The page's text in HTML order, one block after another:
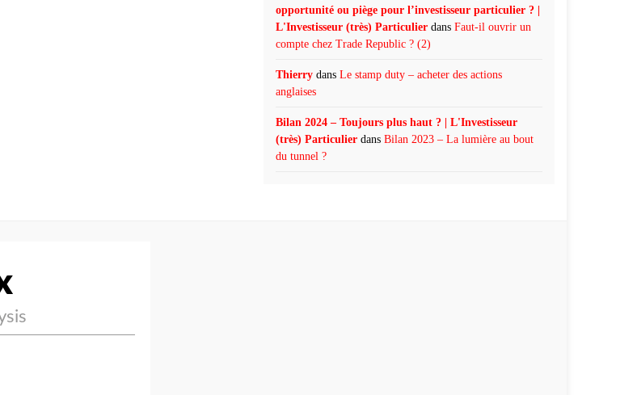
opportunité ou piège pour l’investisseur particulier ? |
L'Investisseur (très) Particulier dans Faut-il ouvrir un
compte chez Trade Republic ? (2)
Thierry dans Le stamp duty – acheter des actions
anglaises
Bilan 2024 – Toujours plus haut ? | L'Investisseur
(très) Particulier dans Bilan 2023 – La lumière au bout
du tunnel ?